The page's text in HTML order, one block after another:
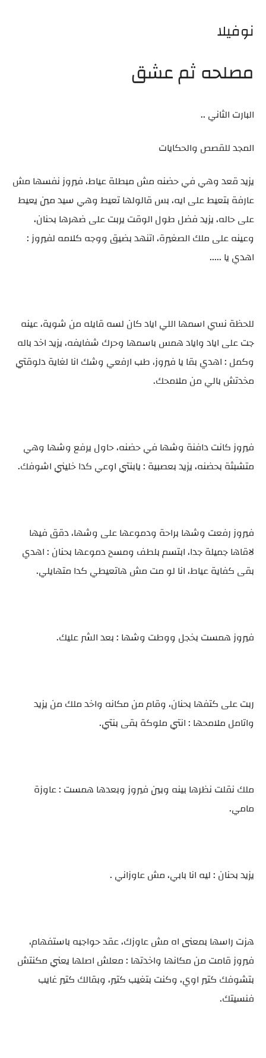
نوفيلا
مصلحه ثم عشق
البارت الثاني ..
المجد للقصص والحكايات
يزيد قعد وهي في حضنه مش مبطلة عياط، فيروز نفسها مش
عارفة بتعيط على ايه، بس قالولها تعيط وهي سيد مين يعيط
على حاله، يزيد فضل طول الوقت يربت على ضهرها بحنان،
وعينه على ملك الصغيرة، اتنهد بضيق ووجه كلامه لفيروز :
اهدي يا .....
للحظة نسي اسمها اللي اياد كان لسه قايله من شوية، عينه
جت على اياد واياد همس باسمها وحرك شفايفه، يزيد اخد باله
وكمل : اهدي بقا يا فيروز، طب ارفعي وشك انا لغاية دلوقتي
مخدتش بالي من ملامحك.
فيروز كانت دافنة وشها في حضنه، حاول يرفع وشها وهي
متشبثة بحضنه، يزيد بعصبية : يابنتي اوعي كدا خليني اشوفك.
فيروز رفعت وشها براحة ودموعها على وشها، دقق فيها
لاقاها جميلة جدا، ابتسم بلطف ومسح دموعها بحنان : اهدي
بقى كفاية عياط، انا لو مت مش هاتعيطي كدا متهايلي.
فيروز همست بخجل ووطت وشها : بعد الشر عليك.
ربت على كتفها بحنان، وقام من مكانه واخد ملك من يزيد
واتامل ملامحها : انتي ملوكة بقى بنتي.
ملك نقلت نظرها بينه وبين فيروز وبعدها همست : عاوزة
مامي.
يزيد بحنان : ليه انا بابي، مش عاوزاني .
هزت راسها بمعنى اه مش عاوزك، عقد حواجبه باستفهام،
فيروز قامت من مكانها واخدتها : معلش اصلها يعني مكنتش
بتشوفك كتير اوي، وكنت بتغيب كتير، وبقالك كتير غايب
فنسيتك.